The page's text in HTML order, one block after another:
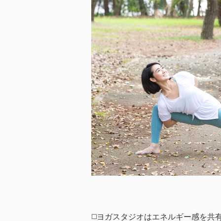
◻️ヨガスタジオはエネルギー感を共